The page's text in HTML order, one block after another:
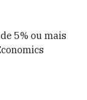
5% ou mais